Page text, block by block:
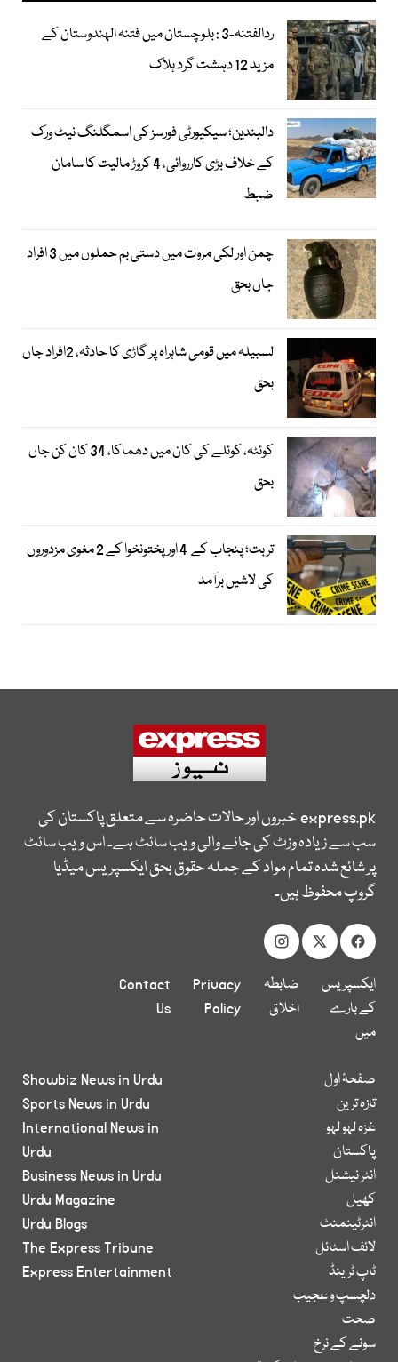
ردالفتنہ-3 : بلوچستان میں فتنہ الہندوستان کے
مزید 12 دہشت گرد ہلاک
دالبندین؛ سیکیورٹی فورسز کی اسمگلنگ نیٹ ورک
کے خلاف بڑی کارروائی، 4 کروڑ مالیت کا سامان
ضبط
چمن اور لکی مروت میں دستی بم حملوں میں 3 افراد
جاں بحق
لسبیلہ میں قومی شاہراہ پر گاڑی کا حادثہ، 2افراد جاں
بحق
کوئٹہ، کوئلے کی کان میں دھماکا، 34 کان کن جاں
بحق
تربت؛ پنجاب کے 4 اور پختونخوا کے 2 مغوی مزدوروں
کی لاشیں برآمد
express.pkخبروں اور حالات حاضرہ سے متعلق پاکستان کی
سب سے زیادہ وزٹ کی جانے والی ویب سائٹ ہے۔ اس ویب سائٹ
پر شائع شدہ تمام مواد کے جملہ حقوق بحق ایکسپریس میڈیا
گروپ محفوظ ہیں۔
ایکسپریس
کے بارے
میں
ضابطہ
اخلاق
Privacy
Policy
Contact
Us
صفحۂ اول
تازہ ترین
غزہ لہو لہو
پاکستان
انٹر نیشنل
کھیل
انٹرٹینمنٹ
لائف اسٹائل
ٹاپ ٹرینڈ
دلچسپ و عجیب
صحت
سونے کے نرخ
Showbiz News in Urdu
Sports News in Urdu
International News in
Urdu
Business News in Urdu
Urdu Magazine
Urdu Blogs
The Express Tribune
Express Entertainment